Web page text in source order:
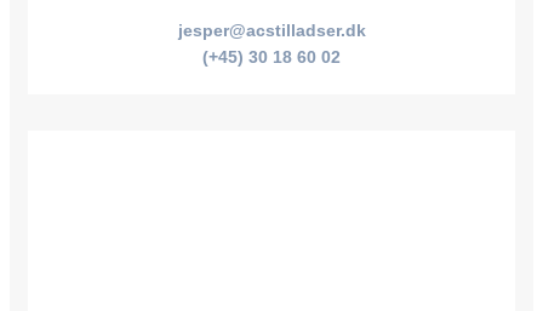
jesper@acstilladser.dk
(+45) 30 18 60 02